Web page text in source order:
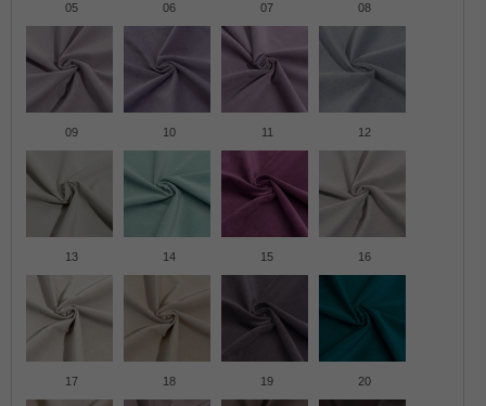
05 06 07 08
09 10 11 12
13 14 15 16
17 18 19 20